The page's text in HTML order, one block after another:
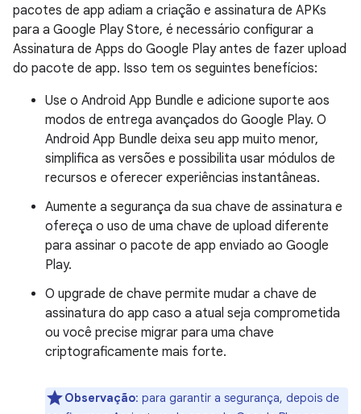
pacotes de app adiam a criação e assinatura de APKs
para a Google Play Store, é necessário configurar a
Assinatura de Apps do Google Play antes de fazer upload
do pacote de app. Isso tem os seguintes benefícios:
Use o Android App Bundle e adicione suporte aos
modos de entrega avançados do Google Play. O
Android App Bundle deixa seu app muito menor,
simplifica as versões e possibilita usar módulos de
recursos e oferecer experiências instantâneas.
Aumente a segurança da sua chave de assinatura e
ofereça o uso de uma chave de upload diferente
para assinar o pacote de app enviado ao Google
Play.
O upgrade de chave permite mudar a chave de
assinatura do app caso a atual seja comprometida
ou você precise migrar para uma chave
criptograficamente mais forte.
Observação: para garantir a segurança, depois de